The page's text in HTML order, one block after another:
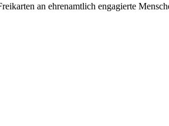
an ehrenamtlich engagierte